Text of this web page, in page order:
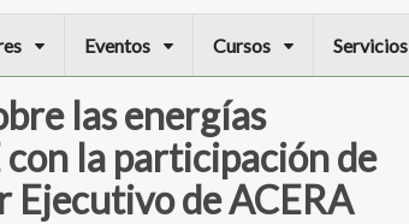
Eventos Cursos Servicios
las energías
la participación de
de ACERA